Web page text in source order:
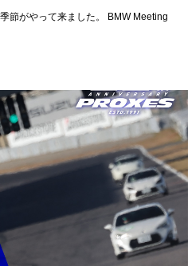
て来ました。 BMW Meeting